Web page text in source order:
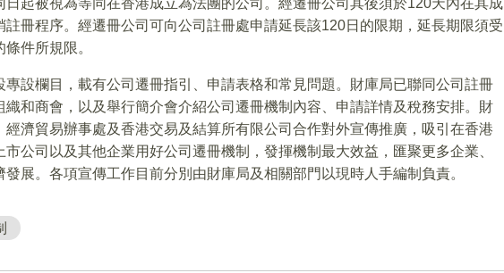
註冊程序。經遷冊公司可向公司註冊處申請延長該120日的限期，延長期限須受
件所規限。
設欄目，載有公司遷冊指引、申請表格和常見問題。財庫局已聯同公司註冊
織和商會，以及舉行簡介會介紹公司遷冊機制內容、申請詳情及稅務安排。財
經濟貿易辦事處及香港交易及結算所有限公司合作對外宣傳推廣，吸引在香港
公司以及其他企業用好公司遷冊機制，發揮機制最大效益，匯聚更多企業、
展。各項宣傳工作目前分別由財庫局及相關部門以現時人手編制負責。